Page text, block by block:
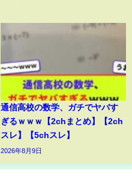
通信高校の数学、ガチでヤバす
ぎるｗｗｗ【2chまとめ】【2ch
スレ】【5chスレ】
2026年8月9日